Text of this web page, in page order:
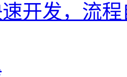
开发，流